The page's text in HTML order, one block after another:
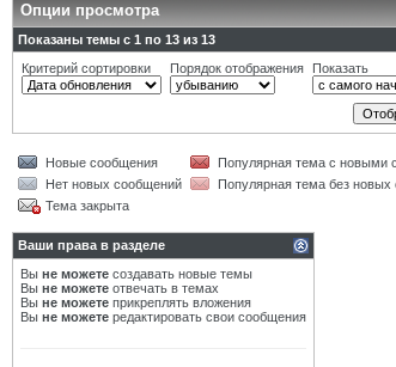
Опции просмотра
Показаны темы с 1 по 13 из 13
Критерий сортировки
Порядок отображения Показать
Новые сообщения
Популярная тема с новыми
Нет новых сообщений
Популярная тема без
Тема закрыта
Ваши права в разделе
Вы не можете создавать новые темы
Вы не можете отвечать в темах
Вы не можете прикреплять вложения
Вы не можете редактировать свои сообщения